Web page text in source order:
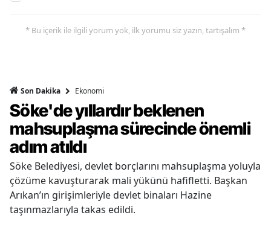
* Bu içerik ile ilgili yorum yok, ilk yorumu siz yazın, tartışalım *
Son Dakika Ekonomi
Söke'de yıllardır beklenen
mahsuplaşma sürecinde önemli
adım atıldı
Söke Belediyesi, devlet borçlarını mahsuplaşma yoluyla
çözüme kavuşturarak mali yükünü hafifletti. Başkan
Arıkan’ın girişimleriyle devlet binaları Hazine
taşınmazlarıyla takas edildi.